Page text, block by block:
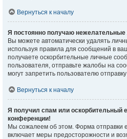
Вернуться к началу
Я постоянно получаю
Вы можете автоматически удалять
используя правила для сообщений в
получаете оскорбительные личные
пользователя, отправьте жалобы на
могут запретить пользователю
Вернуться к началу
Я получил спам или оскорбительный
конференции!
Мы сожалеем об этом. Форма отправки
включает меры предосторожности и